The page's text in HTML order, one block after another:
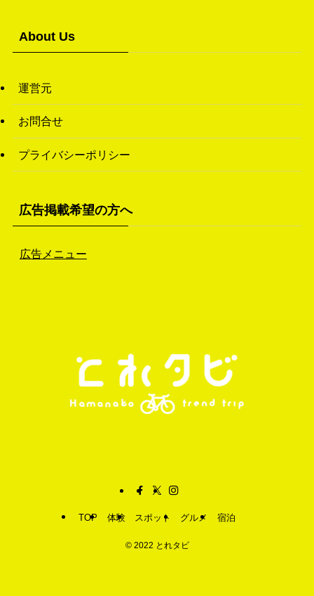
(26)
(46)
(49)
About Us
運営元
お問合せ
プライバシーポリシー
広告掲載希望の方へ
広告メニュー
TOP 体験 スポット グルメ 宿泊
©2022 とれタビ